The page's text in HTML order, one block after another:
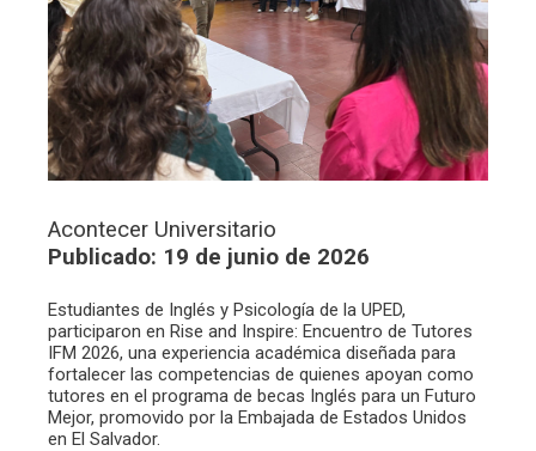
Acontecer Universitario
Publicado: 19 de junio de 2026
Estudiantes de Inglés y Psicología de la UPED,
participaron en Rise and Inspire: Encuentro de Tutores
IFM 2026, una experiencia académica diseñada para
fortalecer las competencias de quienes apoyan como
tutores en el programa de becas Inglés para un Futuro
Mejor, promovido por la Embajada de Estados Unidos
en El Salvador.